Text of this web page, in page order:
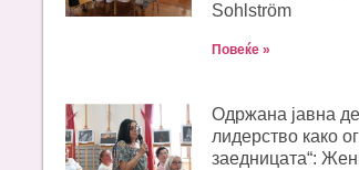
Sohlström
Повеќе »
Одржана јавна
лидерство како
заедницата“: